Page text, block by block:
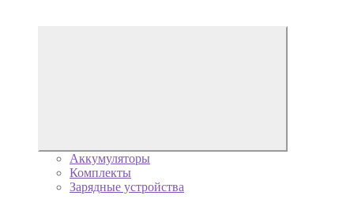
Аккумуляторы
Комплекты
Зарядные устройства